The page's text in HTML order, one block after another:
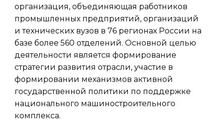
организация, объединяющая работников
промышленных предприятий, организаций
и технических вузов в 76 регионах России на
базе более 560 отделений. Основной целью
деятельности является формирование
стратегии развития отрасли, участие в
формировании механизмов активной
государственной политики по поддержке
национального машиностроительного
комплекса.